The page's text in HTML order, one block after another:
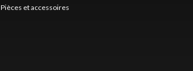
Pièces et accessoires